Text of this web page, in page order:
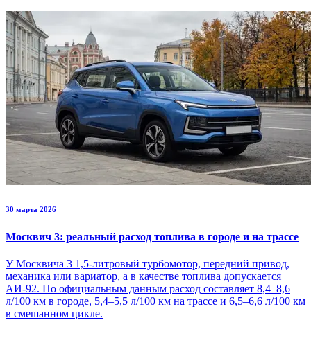
30 марта 2026
Москвич 3: реальный расход топлива в городе и на трассе
У Москвича 3 1,5-литровый турбомотор, передний привод,
механика или вариатор, а в качестве топлива допускается
АИ-92. По официальным данным расход составляет 8,4–8,6
л/100 км в городе, 5,4–5,5 л/100 км на трассе и 6,5–6,6 л/100 км
в смешанном цикле.